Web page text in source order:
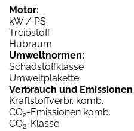
Motor:
kW / PS
Treibstoff
Hubraum
Umweltnormen:
Schadstoffklasse
Umweltplakette
Verbrauch und Emissionen
Kraftstoffverbr. komb.
CO2-Emissionen komb.
CO2-Klasse